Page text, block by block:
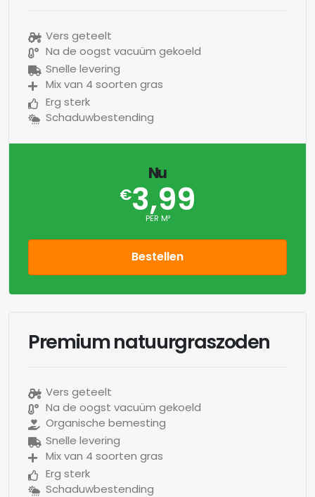
Vers geteelt
Na de oogst vacuüm gekoeld
Snelle levering
Mix van 4 soorten gras
Erg sterk
Schaduwbestending
Nu
€3,99
PER M²
Bestellen
Premium natuurgraszoden
Vers geteelt
Na de oogst vacuüm gekoeld
Organische bemesting
Snelle levering
Mix van 4 soorten gras
Erg sterk
Schaduwbestending